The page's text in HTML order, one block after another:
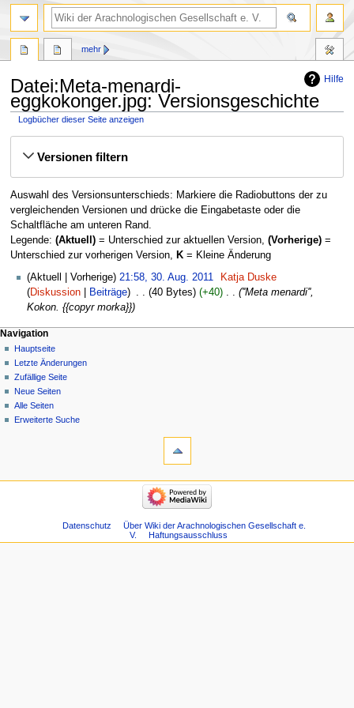
Hilfe
Datei:Meta-menardi-
eggkokonger.jpg: Versionsgeschichte
Logbücher dieser Seite anzeigen
Navigation
SucheVersionen filtern
Auswahl des Versionsunterschieds: Markiere die Radiobuttons der zu
vergleichenden Versionen und drücke die Eingabetaste oder die
Schaltfläche am unteren Rand.
Legende: (Aktuell)= Unterschied zur aktuellen Version, (Vorherige)=
Unterschied zur vorherigen Version, K= Kleine Änderung
30.
August
2011
Aktuell Vorherige 21:58, 30. Aug. 2011
Katja Duske
Diskussion
Beiträge 40 Bytes +40 ‎
''Meta menardi'',
Kokon. {{copyr morka}}
mehr
Navigation
Hauptseite
Letzte Änderungen
Zufällige Seite
Neue Seiten
Alle Seiten
Erweiterte Suche
Datenschutz
Über Wiki der Arachnologischen Gesellschaft e.
V.
Haftungsausschluss